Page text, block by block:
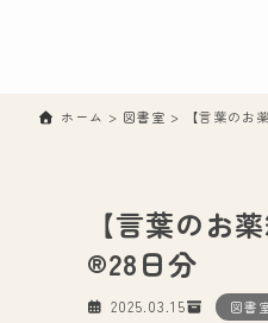
ホーム > 図書室 > 【言葉のお
【言葉のお
®28日分
2025.03.15 図書